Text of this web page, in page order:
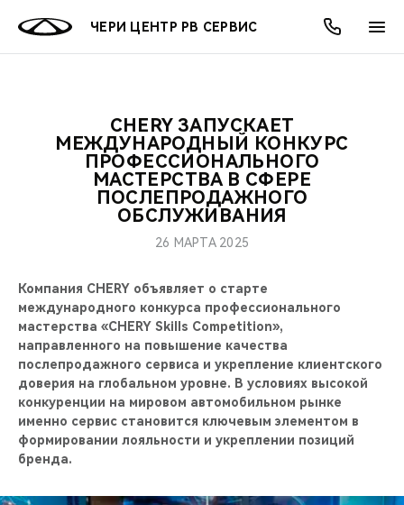
ЧЕРИ ЦЕНТР РВ СЕРВИС
МОДЕЛИ
ВСЕ МОДЕЛИ
СЕДАНЫ
НОВИНКИ
ПОКУПАТЕЛЯМ
ВЫБОР И ПОКУПКА
КРЕДИТ И СТРАХОВАНИЕ
ВЛАДЕЛЬЦАМ
ЗАПЧАСТИ И АКСЕССУАРЫ
CHERY CONNECT
МИР CHERY
ЛЮДИ CHERY
БЛАГОТВОРИТЕЛЬНОСТЬ
CHERY REMOTE
CHERY И СПОРТ
НАШИ МЕРОПРИЯТИЯ
АКЦИИ
ВЫГОДЫ И АКЦИИ
ОНЛАЙН СЕРВИСЫ
ВЫБОР И ПОКУПКА
О КОМПАНИИ
CHERY ЗАПУСКАЕТ
МЕЖДУНАРОДНЫЙ КОНКУРС
ПРОФЕССИОНАЛЬНОГО
МАСТЕРСТВА В СФЕРЕ
ПОСЛЕПРОДАЖНОГО
ОБСЛУЖИВАНИЯ
26 МАРТА 2025
Компания CHERY объявляет о старте
международного конкурса профессионального
мастерства «CHERY Skills Competition»,
направленного на повышение качества
послепродажного сервиса и укрепление клиентского
доверия на глобальном уровне. В условиях высокой
конкуренции на мировом автомобильном рынке
именно сервис становится ключевым элементом в
формировании лояльности и укреплении позиций
бренда.